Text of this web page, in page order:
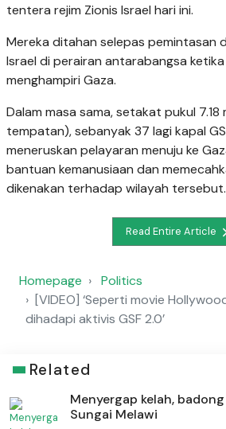
tentera rejim Zionis Israel hari ini.
Mereka ditahan selepas pemintasan
Israel di perairan antarabangsa
menghampiri Gaza.
Dalam masa sama, setakat pukul 7.18
tempatan), sebanyak 37 lagi kapal
meneruskan pelayaran menuju ke
bantuan kemanusiaan dan
dikenakan terhadap wilayah tersebut.
Read Entire Article
Homepage
Politics
[VIDEO] ‘Seperti movie
dihadapi aktivis GSF 2.0’
Related
Menyergap kelah,
Sungai Melawi